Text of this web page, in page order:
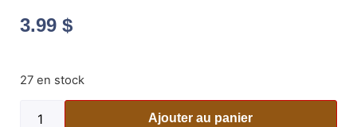
3.99 $
27 en stock
Ajouter au panier